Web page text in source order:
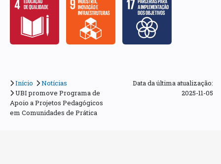
Início
Notícias
UBI promove Programa de
Apoio a Projetos Pedagógicos
em Comunidades de Prática
Data da última atualização:
2025-11-05